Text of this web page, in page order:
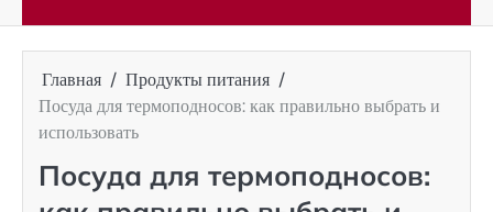
Главная
Продукты питания
Посуда для термоподносов: как правильно выбрать и
использовать
Посуда для термоподносов: